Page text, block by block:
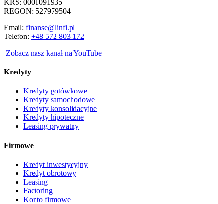
KRS: 0001091935
REGON: 527979504
Email: finanse@linfi.pl
Telefon: +48 572 803 172
Zobacz nasz kanał na YouTube
Kredyty
Kredyty gotówkowe
Kredyty samochodowe
Kredyty konsolidacyjne
Kredyty hipoteczne
Leasing prywatny
Firmowe
Kredyt inwestycyjny
Kredyt obrotowy
Leasing
Factoring
Konto firmowe